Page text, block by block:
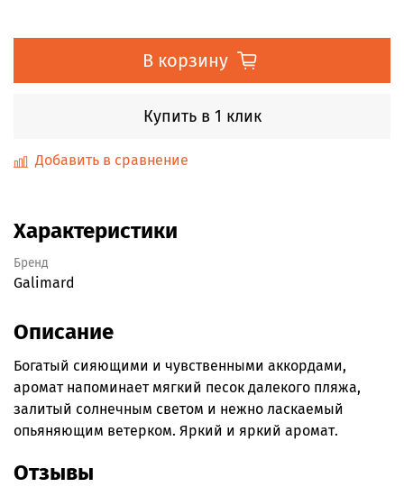
В корзину
Купить в 1 клик
Добавить в сравнение
Характеристики
Бренд
Galimard
Описание
Богатый сияющими и чувственными аккордами,
аромат напоминает мягкий песок далекого пляжа,
залитый солнечным светом и нежно ласкаемый
опьяняющим ветерком. Яркий и яркий аромат.
Отзывы